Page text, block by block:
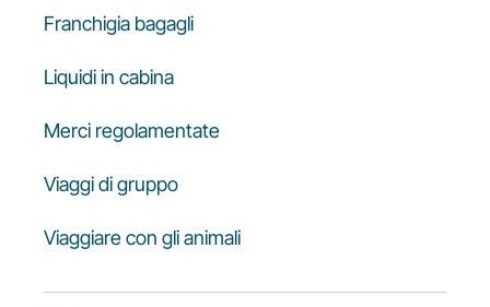
Franchigia bagagli
Liquidi in cabina
Merci regolamentate
Viaggi di gruppo
Viaggiare con gli animali